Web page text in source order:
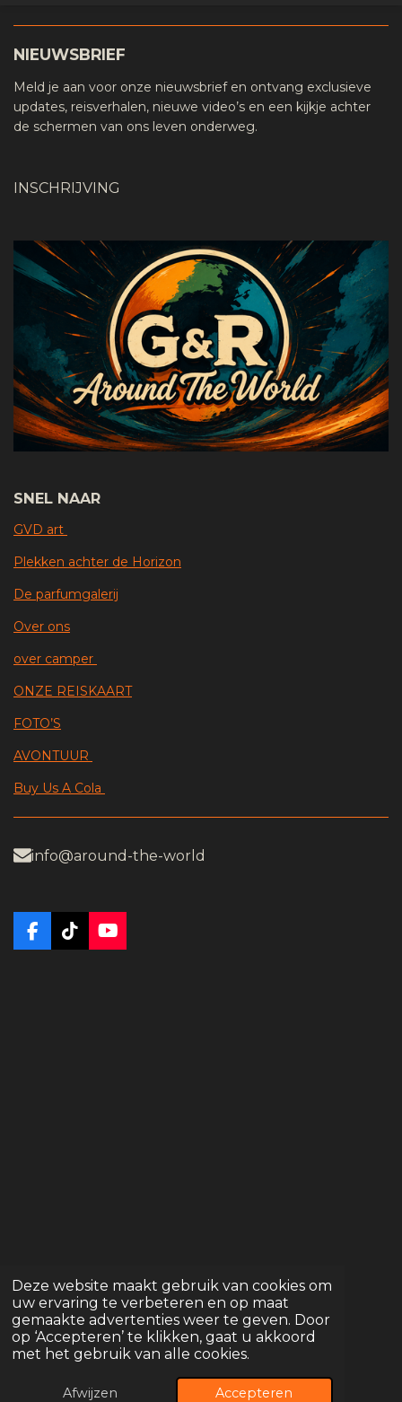
Deze website maakt gebruik van cookies om
uw ervaring te verbeteren en op maat
gemaakte advertenties weer te geven. Door
op ‘Accepteren’ te klikken, gaat u akkoord
met het gebruik van alle cookies.
Afwijzen Accepteren
NIEUWSBRIEF
Meld je aan voor onze nieuwsbrief en ontvang exclusieve
updates, reisverhalen, nieuwe video’s en een kijkje achter
de schermen van ons leven onderweg.
INSCHRIJVING
SNEL NAAR
GVD art
Plekken achter de Horizon
De parfumgalerij
Over ons
over camper
ONZE REISKAART
FOTO’S
AVONTUUR
Buy Us A Cola
info@around-the-world
F
a
T
i
Y
o